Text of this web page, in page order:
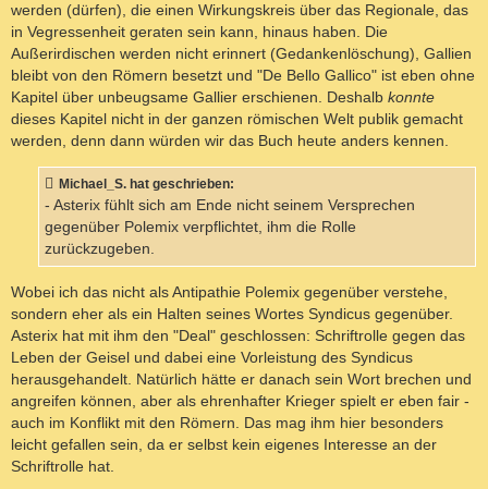
werden (dürfen), die einen Wirkungskreis über das Regionale, das
in Vegressenheit geraten sein kann, hinaus haben. Die
Außerirdischen werden nicht erinnert (Gedankenlöschung), Gallien
bleibt von den Römern besetzt und "De Bello Gallico" ist eben ohne
Kapitel über unbeugsame Gallier erschienen. Deshalb konnte
dieses Kapitel nicht in der ganzen römischen Welt publik gemacht
werden, denn dann würden wir das Buch heute anders kennen.
Michael_S. hat geschrieben:
- Asterix fühlt sich am Ende nicht seinem Versprechen
gegenüber Polemix verpflichtet, ihm die Rolle
zurückzugeben.
Wobei ich das nicht als Antipathie Polemix gegenüber verstehe,
sondern eher als ein Halten seines Wortes Syndicus gegenüber.
Asterix hat mit ihm den "Deal" geschlossen: Schriftrolle gegen das
Leben der Geisel und dabei eine Vorleistung des Syndicus
herausgehandelt. Natürlich hätte er danach sein Wort brechen und
angreifen können, aber als ehrenhafter Krieger spielt er eben fair -
auch im Konflikt mit den Römern. Das mag ihm hier besonders
leicht gefallen sein, da er selbst kein eigenes Interesse an der
Schriftrolle hat.